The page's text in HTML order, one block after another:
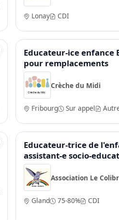
Lonay CDI
Educateur-ice enfance
pour remplacements
Crèche du Midi
Fribourg Sur appel
Educateur-trice de
assistant-e socio-
Association Le
Gland 75-80% CDI